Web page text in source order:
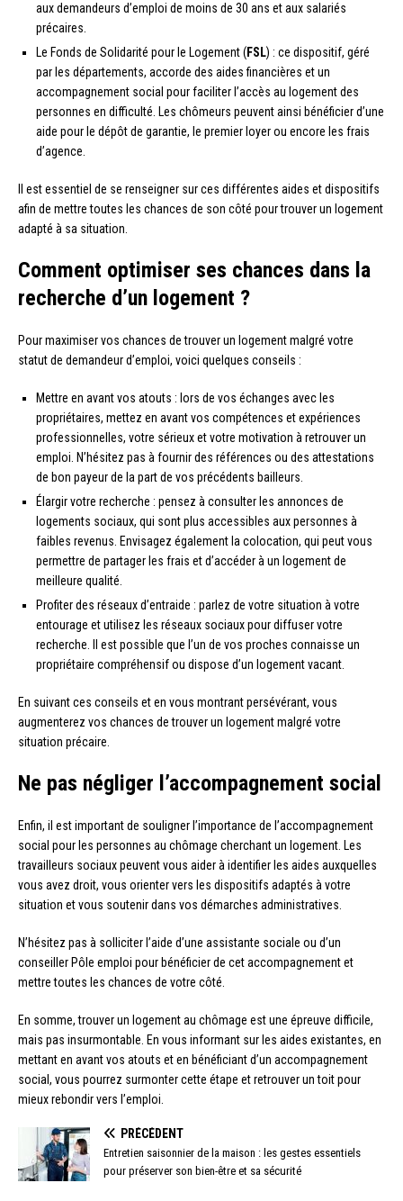
aux demandeurs d’emploi de moins de 30 ans et aux salariés
précaires.
Le Fonds de Solidarité pour le Logement (FSL) : ce dispositif, géré
par les départements, accorde des aides financières et un
accompagnement social pour faciliter l’accès au logement des
personnes en difficulté. Les chômeurs peuvent ainsi bénéficier d’une
aide pour le dépôt de garantie, le premier loyer ou encore les frais
d’agence.
Il est essentiel de se renseigner sur ces différentes aides et dispositifs
afin de mettre toutes les chances de son côté pour trouver un logement
adapté à sa situation.
Comment optimiser ses chances dans la
recherche d’un logement ?
Pour maximiser vos chances de trouver un logement malgré votre
statut de demandeur d’emploi, voici quelques conseils :
Mettre en avant vos atouts : lors de vos échanges avec les
propriétaires, mettez en avant vos compétences et expériences
professionnelles, votre sérieux et votre motivation à retrouver un
emploi. N’hésitez pas à fournir des références ou des attestations
de bon payeur de la part de vos précédents bailleurs.
Élargir votre recherche : pensez à consulter les annonces de
logements sociaux, qui sont plus accessibles aux personnes à
faibles revenus. Envisagez également la colocation, qui peut vous
permettre de partager les frais et d’accéder à un logement de
meilleure qualité.
Profiter des réseaux d’entraide : parlez de votre situation à votre
entourage et utilisez les réseaux sociaux pour diffuser votre
recherche. Il est possible que l’un de vos proches connaisse un
propriétaire compréhensif ou dispose d’un logement vacant.
En suivant ces conseils et en vous montrant persévérant, vous
augmenterez vos chances de trouver un logement malgré votre
situation précaire.
Ne pas négliger l’accompagnement social
Enfin, il est important de souligner l’importance de l’accompagnement
social pour les personnes au chômage cherchant un logement. Les
travailleurs sociaux peuvent vous aider à identifier les aides auxquelles
vous avez droit, vous orienter vers les dispositifs adaptés à votre
situation et vous soutenir dans vos démarches administratives.
N’hésitez pas à solliciter l’aide d’une assistante sociale ou d’un
conseiller Pôle emploi pour bénéficier de cet accompagnement et
mettre toutes les chances de votre côté.
En somme, trouver un logement au chômage est une épreuve difficile,
mais pas insurmontable. En vous informant sur les aides existantes, en
mettant en avant vos atouts et en bénéficiant d’un accompagnement
social, vous pourrez surmonter cette étape et retrouver un toit pour
mieux rebondir vers l’emploi.
PRÉCÉDENT
Entretien saisonnier de la maison : les gestes essentiels
pour préserver son bien-être et sa sécurité